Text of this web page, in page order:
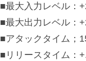
■最大入力レベル：
■最大出力レベル：
■アタックタイム；
■リリースタイム：